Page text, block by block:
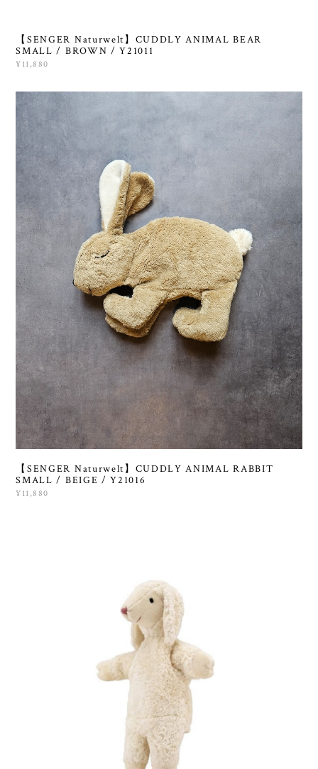
【SENGER Naturwelt】CUDDLY ANIMAL BEAR
SMALL / BROWN / Y21011
¥11,880
【SENGER Naturwelt】CUDDLY ANIMAL RABBIT
SMALL / BEIGE / Y21016
¥11,880